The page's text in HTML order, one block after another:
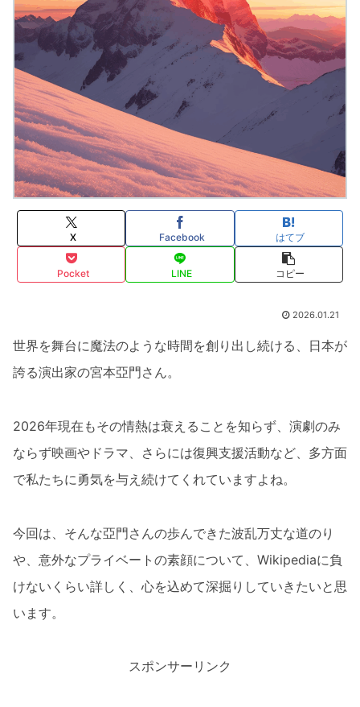
X Facebook はてブ
Pocket LINE コピー
2026.01.21
世界を舞台に魔法のような時間を創り出し続ける、日本が
誇る演出家の宮本亞門さん。
2026年現在もその情熱は衰えることを知らず、演劇のみ
ならず映画やドラマ、さらには復興支援活動など、多方面
で私たちに勇気を与え続けてくれていますよね。
今回は、そんな亞門さんの歩んできた波乱万丈な道のり
や、意外なプライベートの素顔について、Wikipediaに負
けないくらい詳しく、心を込めて深掘りしていきたいと思
います。
スポンサーリンク